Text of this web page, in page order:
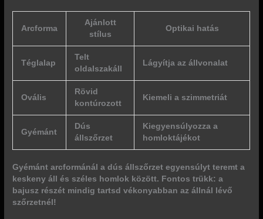
Arcforma
Ajánlott
stílus
Optikai hatás
Téglalap
Telt
oldalszakáll
Lágyítja az állvonalat
Ovális
Rövid
kontúrozott
Kiemeli a szimmetriát
Gyémánt
Dús
állszőrzet
Kiegyensúlyozza a
homloktájékot
Gyémánt arcformánál a dús állszőrzet egyensúlyt teremt a
keskeny áll és széles homlok között. Fontos trükk: a
bajusz részét mindig tartsd vékonyabban az állnál lévő
szőrzetnél!